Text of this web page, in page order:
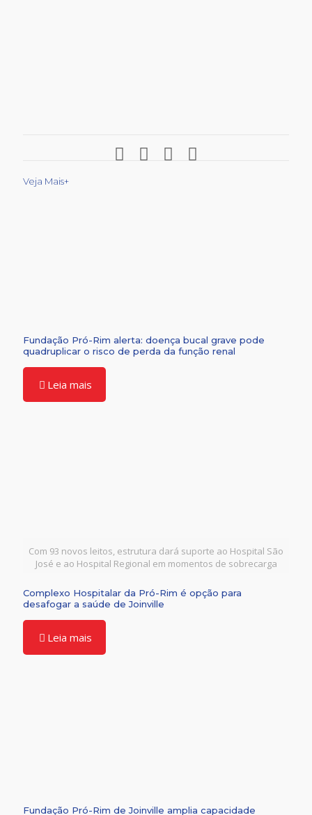
Veja Mais+
Fundação Pró-Rim alerta: doença bucal grave pode
quadruplicar o risco de perda da função renal
Leia mais
Com 93 novos leitos, estrutura dará suporte ao Hospital São
José e ao Hospital Regional em momentos de sobrecarga
Complexo Hospitalar da Pró-Rim é opção para
desafogar a saúde de Joinville
Leia mais
Fundação Pró-Rim de Joinville amplia capacidade